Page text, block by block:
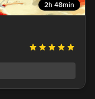
2h 48min